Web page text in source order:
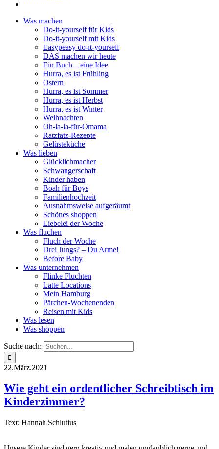
Was machen
Do-it-yourself für Kids
Do-it-yourself mit Kids
Easypeasy do-it-yourself
DAS machen wir heute
Ein Buch – eine Idee
Hurra, es ist Frühling
Ostern
Hurra, es ist Sommer
Hurra, es ist Herbst
Hurra, es ist Winter
Weihnachten
Oh-la-la-für-Omama
Ratzfatz-Rezepte
Gelüsteküche
Was lieben
Glücklichmacher
Schwangerschaft
Kinder haben
Boah für Boys
Familienhochzeit
Ausnahmsweise aufgeräumt
Schönes shoppen
Liebelei der Woche
Was fluchen
Fluch der Woche
Drei Jungs? – Du Arme!
Before Baby
Was unternehmen
Flinke Fluchten
Latte Locations
Mein Hamburg
Pärchen-Wochenenden
Reisen mit Kids
Was lesen
Was shoppen
Suche nach:
22.März.2021
Wie geht ein ordentlicher Schreibtisch im
Kinderzimmer?
Text: Hannah Schlutius